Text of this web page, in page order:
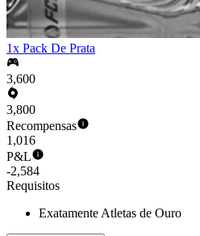
1x Pack De Prata
3,600
3,800
Recompensas
1,016
P&L
-2,584
Requisitos
Exatamente Atletas de Ouro